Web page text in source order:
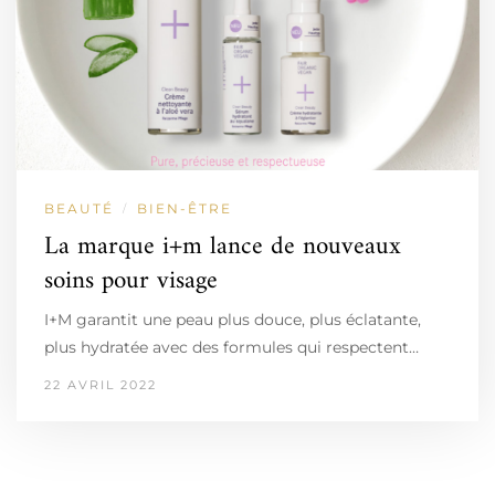
BEAUTÉ / BIEN-ÊTRE
La marque i+m lance de nouveaux
soins pour visage
I+M garantit une peau plus douce, plus éclatante,
plus hydratée avec des formules qui respectent…
22 AVRIL 2022